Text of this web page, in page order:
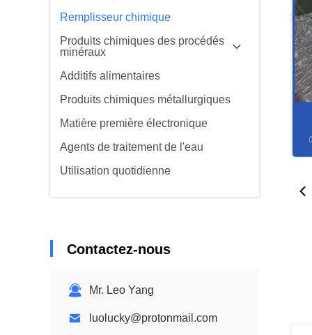
Remplisseur chimique
Produits chimiques des procédés
minéraux
Additifs alimentaires
Produits chimiques métallurgiques
Matière première électronique
Agents de traitement de l'eau
Utilisation quotidienne
Contactez-nous
Mr. Leo Yang
luolucky@protonmail.com